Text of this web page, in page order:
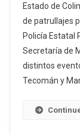
Estado de
de patrullajes
Policía Estatal
Secretaría de
distintos
Tecomán y